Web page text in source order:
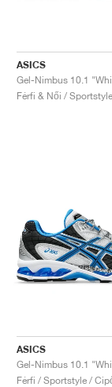
ASICS
Férfi & Női /
ASICS
Férfi / Sportstyle /